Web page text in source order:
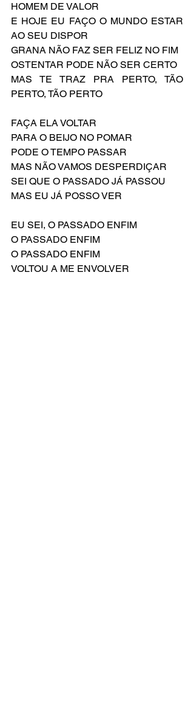
HOMEM DE VALOR
E HOJE EU FAÇO O MUNDO ESTAR
AO SEU DISPOR
GRANA NÃO FAZ SER FELIZ NO FIM
OSTENTAR PODE NÃO SER CERTO
MAS TE TRAZ PRA PERTO, TÃO
PERTO, TÃO PERTO
FAÇA ELA VOLTAR
PARA O BEIJO NO POMAR
PODE O TEMPO PASSAR
MAS NÃO VAMOS DESPERDIÇAR
SEI QUE O PASSADO JÁ PASSOU
MAS EU JÁ POSSO VER
EU SEI, O PASSADO ENFIM
O PASSADO ENFIM
O PASSADO ENFIM
VOLTOU A ME ENVOLVER